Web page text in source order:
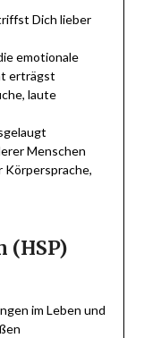
Dich lieber
emotionale
erträgst
laute
Menschen
Körpersprache,
(HSP)
im Leben und